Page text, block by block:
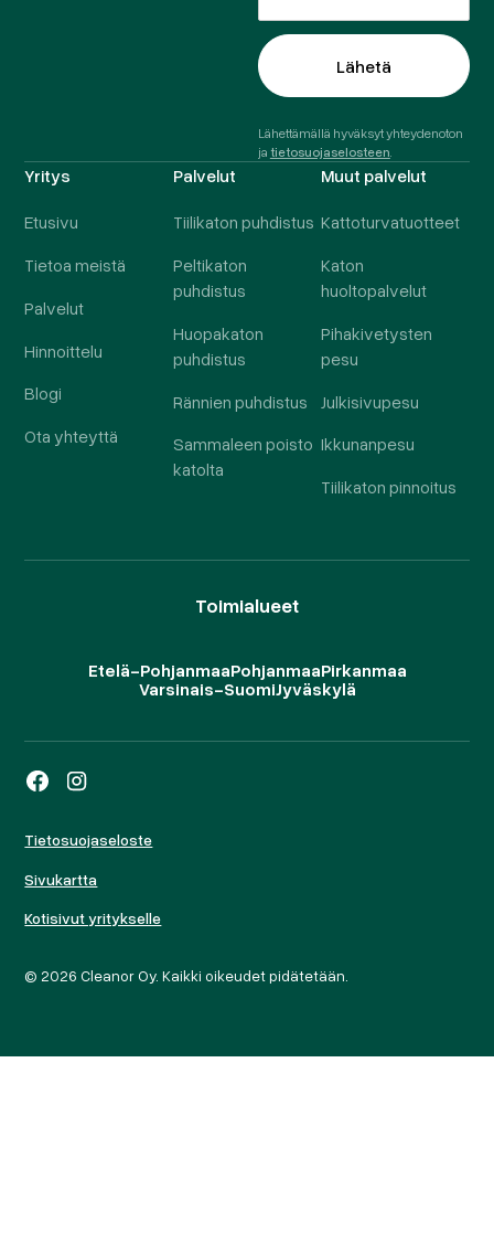
Lähettämällä hyväksyt yhteydenoton
ja tietosuojaselosteen
Yritys
Etusivu
Tietoa meistä
Palvelut
Hinnoittelu
Blogi
Ota yhteyttä
Palvelut
Tiilikaton puhdistus
Peltikaton
puhdistus
Huopakaton
puhdistus
Rännien puhdistus
Sammaleen poisto
katolta
Muut palvelut
Kattoturvatuotteet
Katon
huoltopalvelut
Pihakivetysten
pesu
Julkisivupesu
Ikkunanpesu
Tiilikaton pinnoitus
Toimialueet
Etelä-PohjanmaaPohjanmaaPirkanmaa
Varsinais-SuomiJyväskylä
© 2026 Cleanor Oy. Kaikki oikeudet pidätetään.
Tietosuojaseloste
Sivukartta
Kotisivut yritykselle